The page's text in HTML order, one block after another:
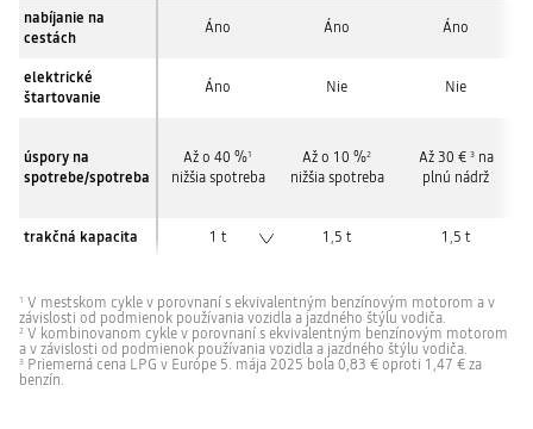
nabíjanie na
cestách
Áno Áno Áno
elektrické
štartovanie
Áno Nie Nie
úspory na
spotrebe/spotreba
Až o 40 %1
nižšia spotreba
Až o 10 %2
nižšia spotreba
Až 30 € 3na
plnú nádrž
trakčná kapacita 1 t 1,5 t 1,5 t
1 V mestskom cykle v porovnaní s ekvivalentným benzínovým motorom a v
závislosti od podmienok používania vozidla a jazdného štýlu vodiča.
2 V kombinovanom cykle v porovnaní s ekvivalentným benzínovým motorom
a v závislosti od podmienok používania vozidla a jazdného štýlu vodiča.
3 Priemerná cena LPG v Európe 5. mája 2025 bola 0,83 € oproti 1,47 € za
benzín.